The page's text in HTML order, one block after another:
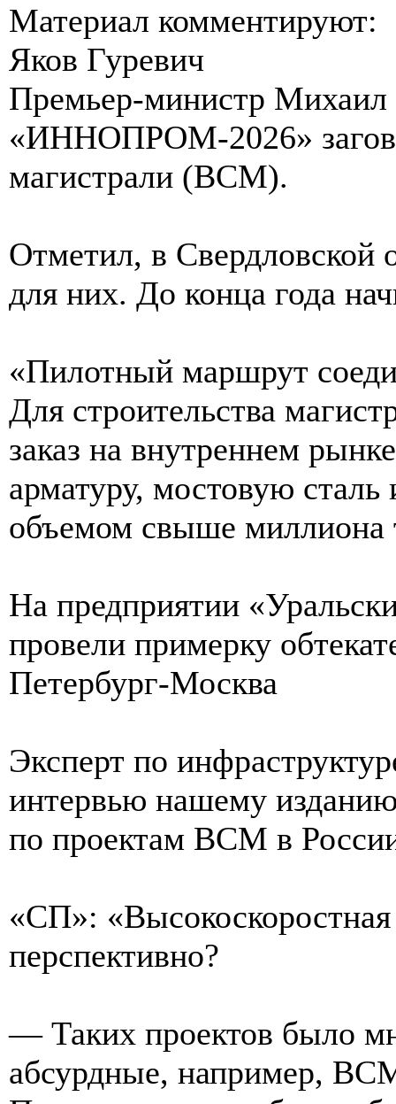
Материал комментируют:
Яков Гуревич
Премьер-министр
«ИННОПРОМ-2026»
магистрали (ВСМ).
Отметил, в Свердловской
для них. До конца года
«Пилотный маршрут
Для строительства
заказ на внутреннем
арматуру, мостовую
объемом свыше
На предприятии
провели примерку
Петербург-Москва
Эксперт по
интервью нашему
по проектам ВСМ в
«СП»:
перспективно?
— Таких проектов было
абсурдные, например,